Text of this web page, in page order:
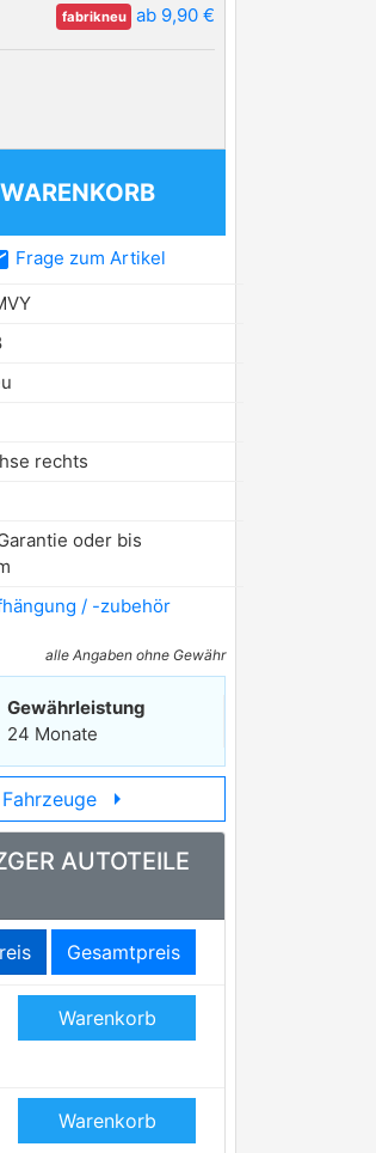
fabrikneu ab 9,90 €
WARENKORB
Frage zum Artikel
rechts
oder bis
/ -zubehör
alle Angaben ohne Gewähr
Gewährleistung
24 Monate
arrow_right
AUTOTEILE
Gesamtpreis
Warenkorb
Warenkorb